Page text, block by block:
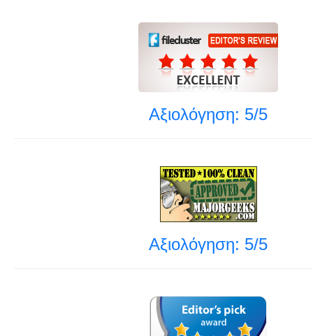
Αξιολόγηση: 5/5
Αξιολόγηση: 5/5